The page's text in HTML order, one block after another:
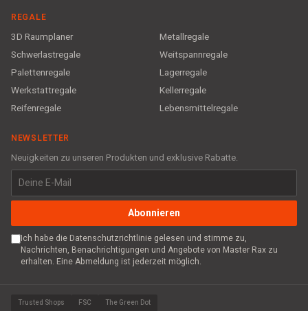
REGALE
3D Raumplaner
Metallregale
Schwerlastregale
Weitspannregale
Palettenregale
Lagerregale
Werkstattregale
Kellerregale
Reifenregale
Lebensmittelregale
NEWSLETTER
Neuigkeiten zu unseren Produkten und exklusive Rabatte.
Abonnieren
Ich habe die Datenschutzrichtlinie gelesen und stimme zu,
Nachrichten, Benachrichtigungen und Angebote von Master Rax zu
erhalten. Eine Abmeldung ist jederzeit möglich.
Trusted Shops FSC The Green Dot